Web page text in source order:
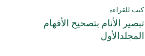
كتب للقراءة
تبصير الأنام بتصحيح الأفهام
المجلدالأول